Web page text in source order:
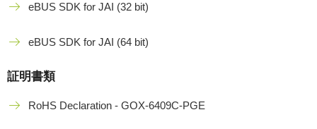
eBUS SDK for JAI (32 bit)
eBUS SDK for JAI (64 bit)
証明書類
RoHS Declaration - GOX-6409C-PGE